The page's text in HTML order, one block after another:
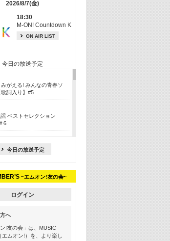
2026/8/7(金)
18:30
M-ON! Countdown K
ON AIR LIST
今日の放送予定
がえる! みんなの青春ソ
詞入り】#5
ベストセレクション
6
される鉄板カラオケメドレ
り】 一挙5時間！
カウントダウン 20
POPヒッツ! 2018→2021年
今日の放送予定
~エムオン!友の会~
ログイン
へ
ン!友の会」は、MUSIC
エムオン!）を、より楽し